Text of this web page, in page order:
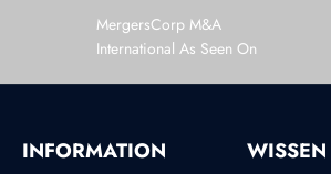
MergersCorp M&A
International As Seen On
INFORMATION WISSEN